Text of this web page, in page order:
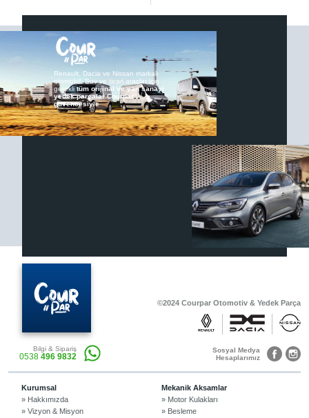
Renault, Dacia ve Nissan markalı
otomobil, Suv ve ticari araçlar için
gereklitüm orijinal ve yan sanayi
yedek parçalar Courpar
güvencesiyle
©2024 Courpar Otomotiv & Yedek Parça
Bilgi & Sipariş
0538 496 9832
Sosyal Medya
Hesaplarımız
Kurumsal
» Hakkımızda
» Vizyon & Misyon
Mekanik Aksamlar
» Motor Kulakları
» Besleme